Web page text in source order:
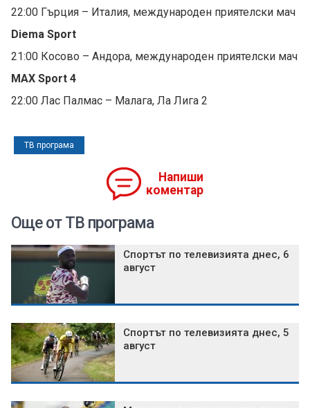
22:00 Гърция – Италия, международен приятелски мач
Diema Sport
21:00 Косово – Андора, международен приятелски мач
MAX Sport 4
22:00 Лас Палмас – Малага, Ла Лига 2
ТВ програма
Напиши
коментар
Още от ТВ програма
Спортът по телевизията днес, 6
август
Спортът по телевизията днес, 5
август